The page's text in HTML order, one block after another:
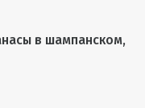
в шампанском,